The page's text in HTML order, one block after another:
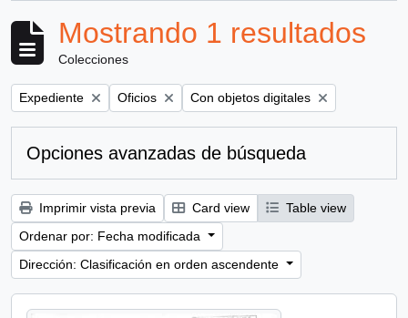
Mostrando 1 resultados
Colecciones
Remove filter:
Expediente Remove filter:
Oficios Remove filter:
Con objetos digitales
Opciones avanzadas de búsqueda
Imprimir vista previa Card view
Table view
Ordenar por: Fecha modificada
Dirección: Clasificación en orden ascendente